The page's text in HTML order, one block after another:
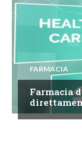
FARMACIA
Farmacia